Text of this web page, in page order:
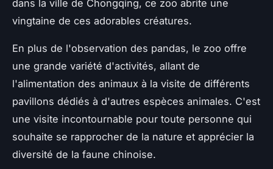
dans la ville de Chongqing, ce zoo abrite une
vingtaine de ces adorables créatures.
En plus de l'observation des pandas, le zoo offre
une grande variété d'activités, allant de
l'alimentation des animaux à la visite de différents
pavillons dédiés à d'autres espèces animales. C'est
une visite incontournable pour toute personne qui
souhaite se rapprocher de la nature et apprécier la
diversité de la faune chinoise.